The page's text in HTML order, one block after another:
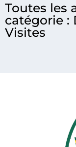
Toutes les
catégorie :
Visites